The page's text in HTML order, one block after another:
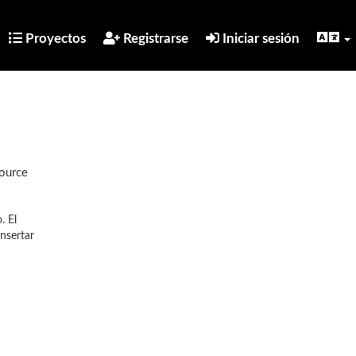
Proyectos Registrarse Iniciar sesión
El